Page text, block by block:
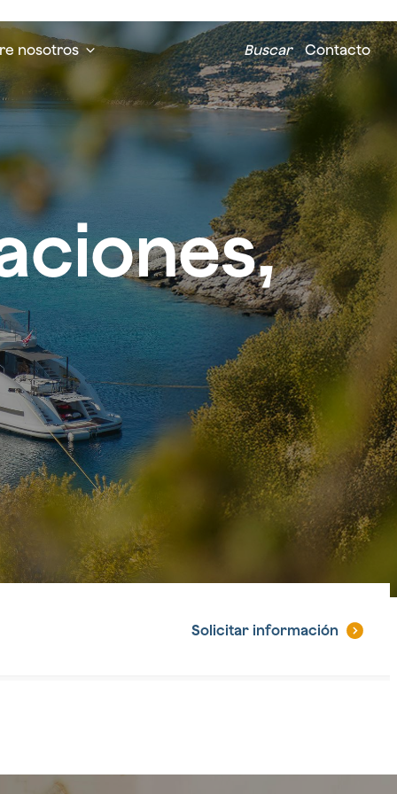
nosotros Buscar Contacto
Solicitar información